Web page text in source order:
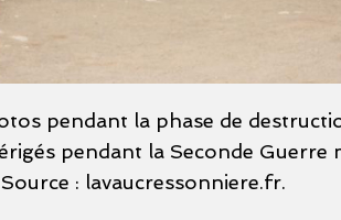
pendant la phase de
pendant la Seconde Guerre
Source : lavaucressonniere.fr.